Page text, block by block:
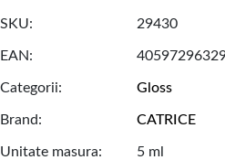
SKU 29430
EAN
Categorii Gloss
Brand CATRICE
Unitate masura 5 ml